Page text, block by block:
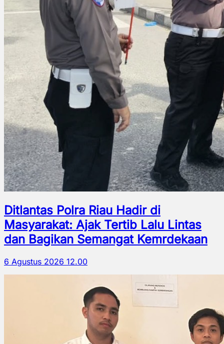
Ditlantas Polra Riau Hadir di
Masyarakat: Ajak Tertib Lalu Lintas
dan Bagikan Semangat Kemrdekaan
6 Agustus 2026 12.00